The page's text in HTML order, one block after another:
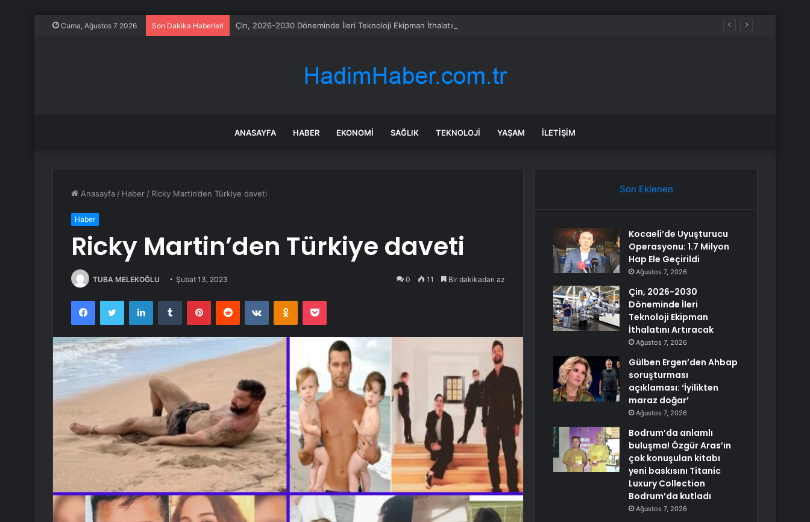
Cuma, Ağustos 7 2026 Son Dakika Haberleri Çin, 2026-2030 Döneminde İleri Teknoloji Ekipman İthalatını Artıracak
ANASAYFA HABER EKONOMI SAĞLIK TEKNOLOJI YAŞAM İLETIŞIM
Anasayfa / Haber / Ricky Martin’den Türkiye daveti
Haber
Ricky Martin’den Türkiye daveti
TUBA MELEKOĞLU Şubat 13, 2023 0 11 Bir dakikadan az
FacebookTwitter LinkedInTumblr PinterestReddit VKontakteOdnoklassniki
Pocket
Son Eklenen
Kocaeli’de Uyuşturucu
Operasyonu: 1.7 Milyon
Hap Ele Geçirildi
Ağustos 7, 2026
Çin, 2026-2030
Döneminde İleri
Teknoloji Ekipman
İthalatını Artıracak
Ağustos 7, 2026
Gülben Ergen’den Ahbap
soruşturması
açıklaması: ‘İyilikten
maraz doğar’
Ağustos 7, 2026
Bodrum’da anlamlı
buluşma! Özgür Aras’ın
çok konuşulan kitabı
yeni baskısını Titanic
Luxury Collection
Bodrum’da kutladı
Ağustos 7, 2026